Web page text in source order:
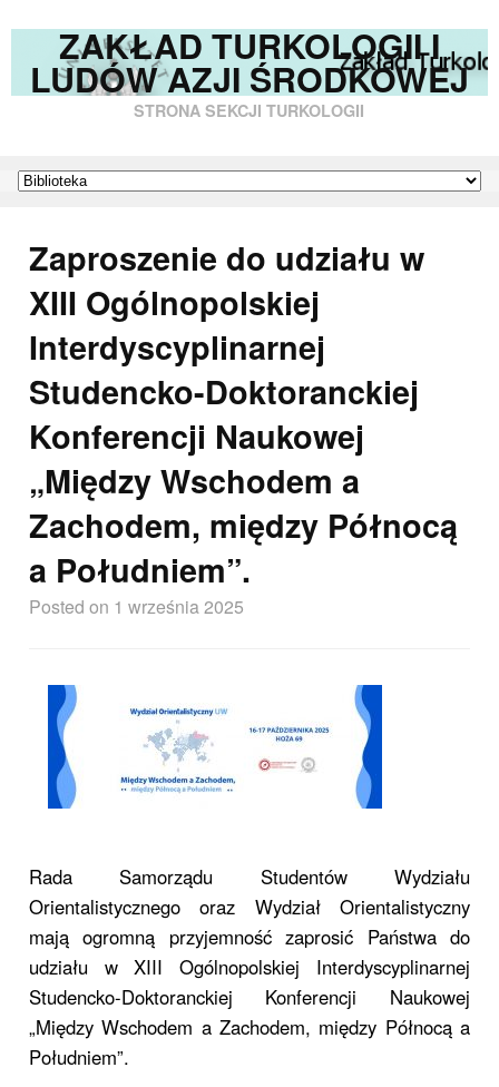
ZAKŁAD TURKOLOGII I
LUDÓW AZJI ŚRODKOWEJ
STRONA SEKCJI TURKOLOGII
Zaproszenie do udziału w
XIII Ogólnopolskiej
Interdyscyplinarnej
Studencko-Doktoranckiej
Konferencji Naukowej
„Między Wschodem a
Zachodem, między Północą
a Południem”.
Posted on 1 września 2025
Rada Samorządu Studentów Wydziału
Orientalistycznego oraz Wydział Orientalistyczny
mają ogromną przyjemność zaprosić Państwa do
udziału w XIII Ogólnopolskiej Interdyscyplinarnej
Studencko-Doktoranckiej Konferencji Naukowej
„Między Wschodem a Zachodem, między Północą a
Południem”.